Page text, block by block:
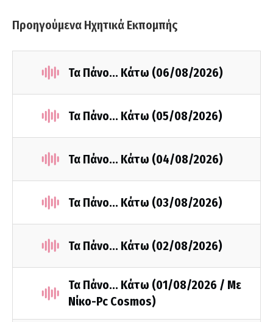
Προηγούμενα Ηχητικά Εκπομπής
Τα Πάνο... Κάτω (06/08/2026)
Τα Πάνο... Κάτω (05/08/2026)
Τα Πάνο... Κάτω (04/08/2026)
Τα Πάνο... Κάτω (03/08/2026)
Τα Πάνο... Κάτω (02/08/2026)
Τα Πάνο... Κάτω (01/08/2026 / Με
Νίκο-Pc Cosmos)